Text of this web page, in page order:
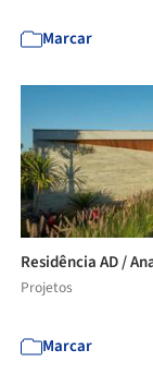
Marcar
Residência AD /
Projetos
Marcar